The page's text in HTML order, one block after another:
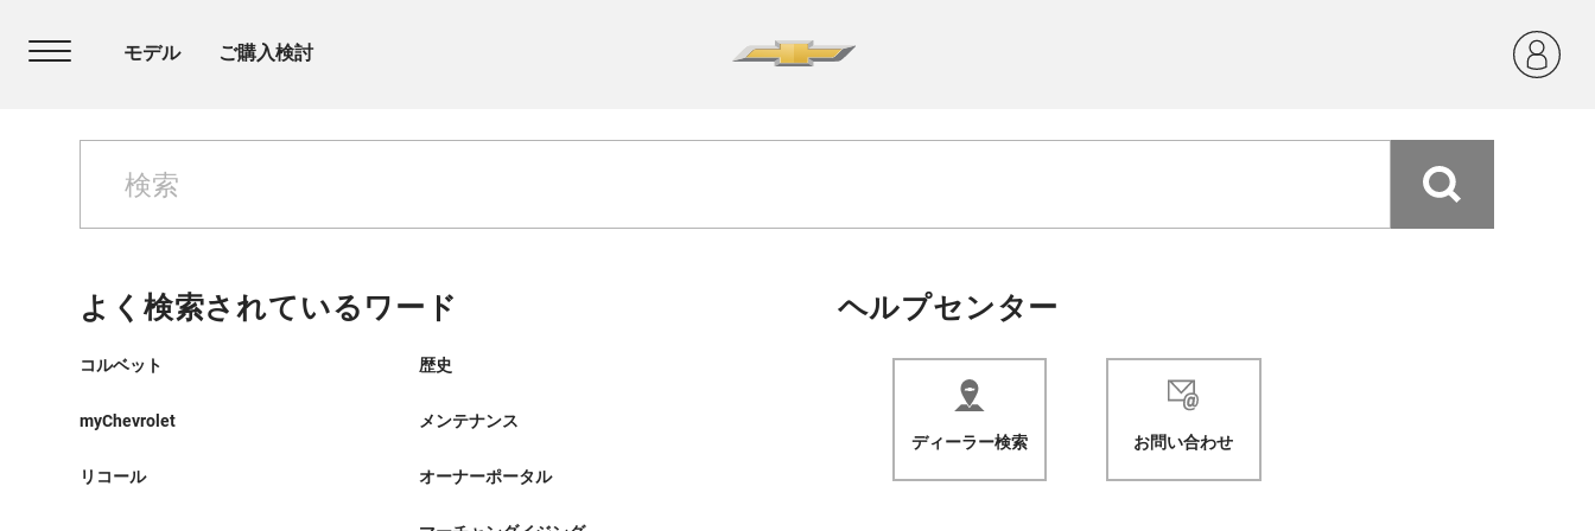
よく検索されているワード
コルベット
myChevrolet
リコール
歴史
メンテナンス
オーナーポータル
ヘルプセンター
ディーラー検索 お問い合わせ